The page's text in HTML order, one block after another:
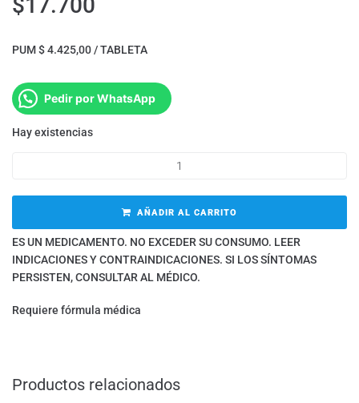
$17.700
PUM $ 4.425,00 / TABLETA
Pedir por WhatsApp
Hay existencias
AÑADIR AL CARRITO
ES UN MEDICAMENTO. NO EXCEDER SU CONSUMO. LEER
INDICACIONES Y CONTRAINDICACIONES. SI LOS SÍNTOMAS
PERSISTEN, CONSULTAR AL MÉDICO.
Requiere fórmula médica
Productos relacionados